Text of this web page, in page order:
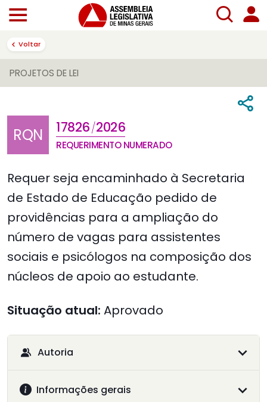
Voltar
PROJETOS DE LEI
RQN 17826/2026
REQUERIMENTO NUMERADO
Requer seja encaminhado à Secretaria
de Estado de Educação pedido de
providências para a ampliação do
número de vagas para assistentes
sociais e psicólogos na composição dos
núcleos de apoio ao estudante.
Situação atual: Aprovado
Autoria
Informações gerais